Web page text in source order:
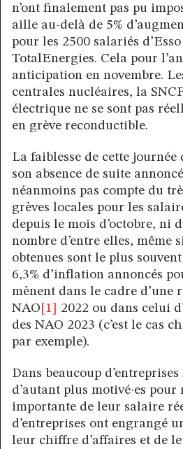
n’ont finalement pas pu
aille au-delà de 5%
pour les 2500 salariés
TotalEnergies. Cela pour
anticipation en novembre.
centrales nucléaires, la
électrique ne se sont pas
en grève reconductible.
La faiblesse de cette journée
son absence de suite
néanmoins pas compte du
grèves locales pour les
depuis le mois d’octobre, ni
nombre d’entre elles, même
obtenues sont le plus
6,3% d’inflation annoncés
mènent dans le cadre d’une
NAO [1]
2022 ou dans celui
des NAO 2023 (c’est le cas
par exemple).
Dans beaucoup
d’autant plus motivé·es
importante de leur salaire
d’entreprises ont engrangé
leur chiffre d’affaires et de